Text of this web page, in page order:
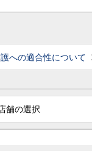
への適合性について
舗の選択